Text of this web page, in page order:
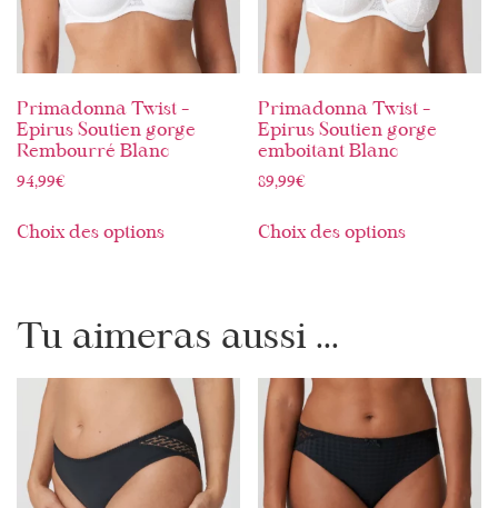
Primadonna Twist –
Epirus Soutien gorge
Rembourré Blanc
94,99€
Choix des options
Primadonna Twist –
Epirus Soutien gorge
emboitant Blanc
89,99€
Choix des options
Tu aimeras aussi ...